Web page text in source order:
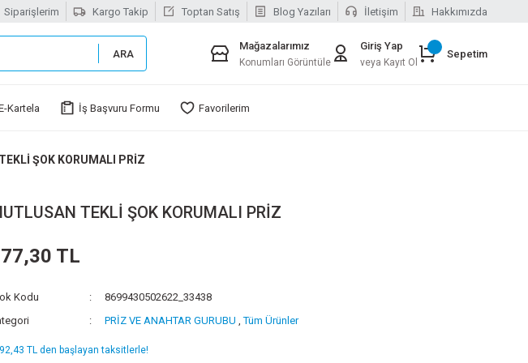
Siparişlerim Kargo Takip Toptan Satış Blog Yazıları İletişim Hakkımızda
ARA
Mağazalarımız
Konumları Görüntüle
Giriş Yap
veya Kayıt Ol
Sepetim
Kartela İş Başvuru Formu Favorilerim
ŞOK KORUMALI PRİZ
TEKLİ ŞOK KORUMALI PRİZ
TL
Kodu
8699430502622_33438
PRİZ VE ANAHTAR GURUBU ,Tüm Ürünler
TL den başlayan taksitlerle!